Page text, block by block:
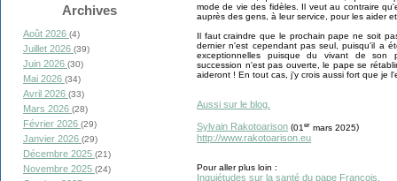
Archives
Août 2026 (4)
Juillet 2026 (39)
Juin 2026 (30)
Mai 2026 (34)
Avril 2026 (33)
Mars 2026 (28)
Février 2026 (29)
Janvier 2026 (29)
Décembre 2025 (21)
Novembre 2025 (24)
mode de vie des fidèles. Il veut au contraire
auprès des gens, à leur service, pour les aider
Il faut craindre que le prochain pape ne soit
dernier n'est cependant pas seul, puisqu'il a
exceptionnelles puisque du vivant de son
succession n'est pas ouverte, le pape se
aideront ! En tout cas, j'y crois aussi fort que je
Aussi sur le blog.
Sylvain Rakotoarison (01 er mars 2025)
http://www.rakotoarison.eu
Pour aller plus loin :
Inquiétudes sur la santé du pape François.